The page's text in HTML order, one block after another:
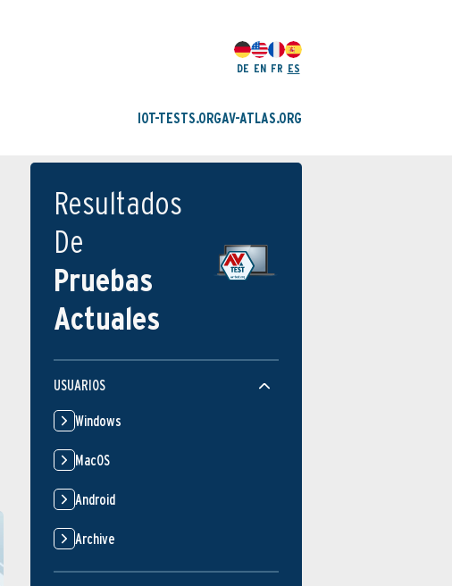
DE EN FR ES
IOT-TESTS.ORGAV-ATLAS.ORG
Resultados
De
Pruebas
Actuales
USUARIOS
Windows
MacOS
Android
Archive